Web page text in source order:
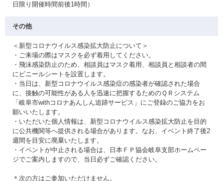
日限り開催時間前後1時間）
その他
＜新型コロナウイルス感染拡大防止について＞
・ご来場の際はマスクを必ず着用してください。
・飛沫感染防止のため、相談員はマスク着用、相談員と相談者の間
にビニールシートを設置します。
・当日は、新型コロナウイルス感染症の感染者が確認された場合
に、接触の可能性がある人を迅速に把握するためのＱＲシステム
「岐阜市withコロナあんしん追跡サービス」にご登録のご協力をお
願いいたします。
・いただいた個人情報は、新型コロナウイルス感染拡大防止を目的
に公共機関等へ提供される場合があります。なお、イベント終了後2
週間を目安に廃棄いたします。
・イベントが中止される場合は、日本ＦＰ協会岐阜支部ホームペー
ジでご案内しますので、当日必ずご確認ください。
＊次の方はご参加いただけません。